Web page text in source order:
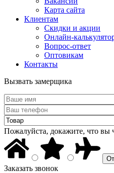
Карта сайта
Клиентам
Скидки и акции
Онлайн-
Вопрос-ответ
Оптовикам
Контакты
Вызвать замерщика
Пожалуйста, докажите, что вы
Заказать звонок